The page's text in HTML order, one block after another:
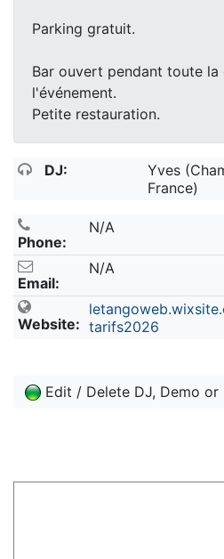
Parking gratuit.
Bar ouvert pendant toute la
l'événement.
Petite restauration.
DJ:
Yves
France)
Phone:
N/A
Email:
N/A
Website: tarifs2026
Edit / Delete DJ, Demo or